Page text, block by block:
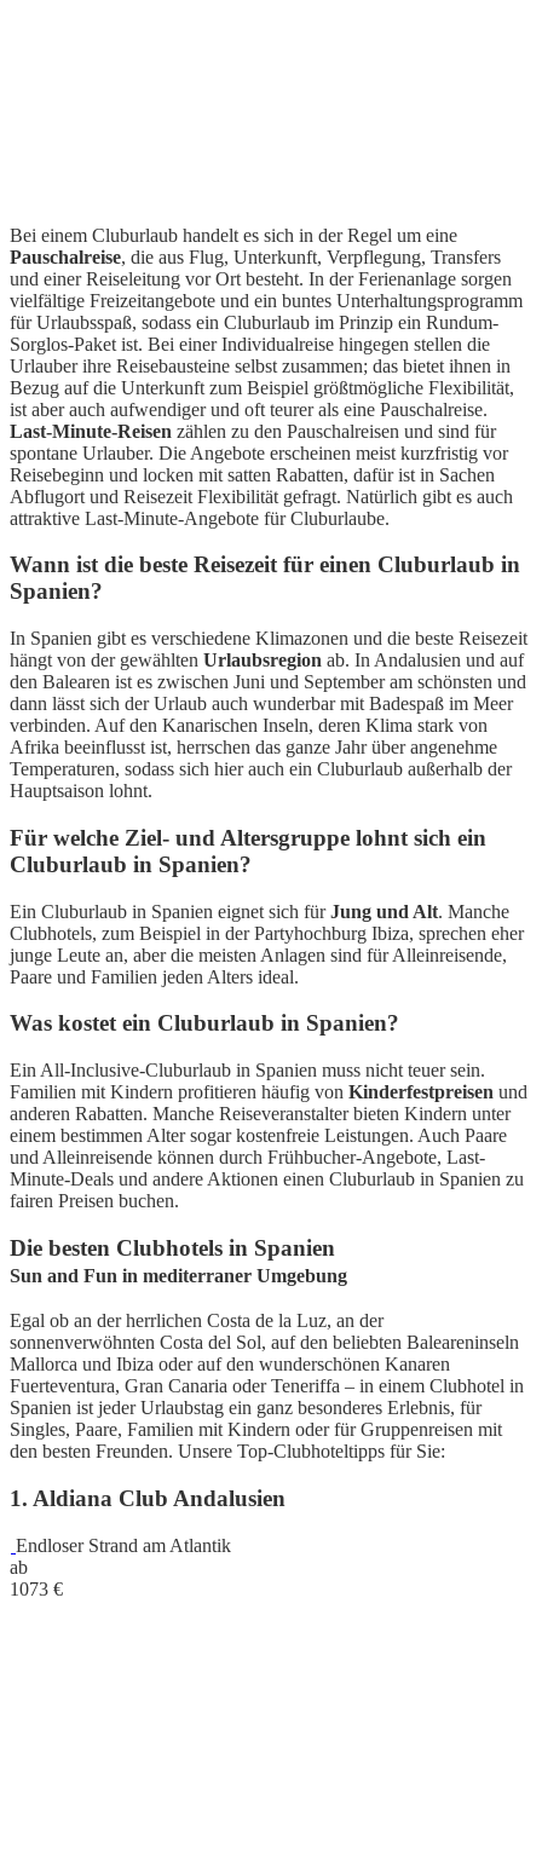
Bei einem Cluburlaub handelt es sich in der Regel um eine
Pauschalreise, die aus Flug, Unterkunft, Verpflegung, Transfers
und einer Reiseleitung vor Ort besteht. In der Ferienanlage sorgen
vielfältige Freizeitangebote und ein buntes Unterhaltungsprogramm
für Urlaubsspaß, sodass ein Cluburlaub im Prinzip ein Rundum-
Sorglos-Paket ist. Bei einer Individualreise hingegen stellen die
Urlauber ihre Reisebausteine selbst zusammen; das bietet ihnen in
Bezug auf die Unterkunft zum Beispiel größtmögliche Flexibilität,
ist aber auch aufwendiger und oft teurer als eine Pauschalreise.
Last-Minute-Reisen zählen zu den Pauschalreisen und sind für
spontane Urlauber. Die Angebote erscheinen meist kurzfristig vor
Reisebeginn und locken mit satten Rabatten, dafür ist in Sachen
Abflugort und Reisezeit Flexibilität gefragt. Natürlich gibt es auch
attraktive Last-Minute-Angebote für Cluburlaube.
Wann ist die beste Reisezeit für einen Cluburlaub in
Spanien?
In Spanien gibt es verschiedene Klimazonen und die beste Reisezeit
hängt von der gewählten Urlaubsregion ab. In Andalusien und auf
den Balearen ist es zwischen Juni und September am schönsten und
dann lässt sich der Urlaub auch wunderbar mit Badespaß im Meer
verbinden. Auf den Kanarischen Inseln, deren Klima stark von
Afrika beeinflusst ist, herrschen das ganze Jahr über angenehme
Temperaturen, sodass sich hier auch ein Cluburlaub außerhalb der
Hauptsaison lohnt.
Für welche Ziel- und Altersgruppe lohnt sich ein
Cluburlaub in Spanien?
Ein Cluburlaub in Spanien eignet sich fürJung und Alt. Manche
Clubhotels, zum Beispiel in der Partyhochburg Ibiza, sprechen eher
junge Leute an, aber die meisten Anlagen sind für Alleinreisende,
Paare und Familien jeden Alters ideal.
Was kostet ein Cluburlaub in Spanien?
Ein All-Inclusive-Cluburlaub in Spanien muss nicht teuer sein.
Familien mit Kindern profitieren häufig von Kinderfestpreisen und
anderen Rabatten. Manche Reiseveranstalter bieten Kindern unter
einem bestimmen Alter sogar kostenfreie Leistungen. Auch Paare
und Alleinreisende können durch Frühbucher-Angebote, Last-
Minute-Deals und andere Aktionen einen Cluburlaub in Spanien zu
fairen Preisen buchen.
Die besten Clubhotels in Spanien
Sun and Fun in mediterraner Umgebung
Egal ob an der herrlichen Costa de la Luz, an der
sonnenverwöhnten Costa del Sol, auf den beliebten Baleareninseln
Mallorca und Ibiza oder auf den wunderschönen Kanaren
Fuerteventura, Gran Canaria oder Teneriffa – in einem Clubhotel in
Spanien ist jeder Urlaubstag ein ganz besonderes Erlebnis, für
Singles, Paare, Familien mit Kindern oder für Gruppenreisen mit
den besten Freunden. Unsere Top-Clubhoteltipps für Sie:
1. Aldiana Club Andalusien
Endloser Strand am Atlantik
ab
1073 €